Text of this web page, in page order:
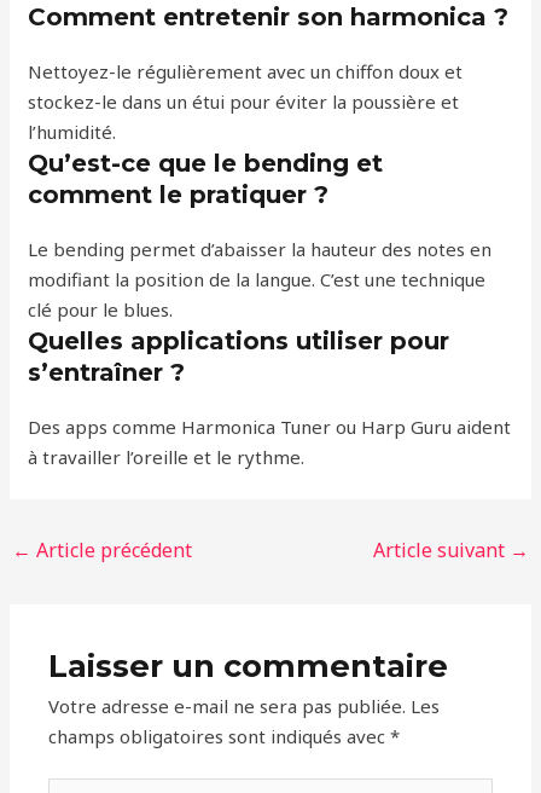
Comment entretenir son harmonica ?
Nettoyez-le régulièrement avec un chiffon doux et
stockez-le dans un étui pour éviter la poussière et
l’humidité.
Qu’est-ce que le bending et
comment le pratiquer ?
Le bending permet d’abaisser la hauteur des notes en
modifiant la position de la langue. C’est une technique
clé pour le blues.
Quelles applications utiliser pour
s’entraîner ?
Des apps comme Harmonica Tuner ou Harp Guru aident
à travailler l’oreille et le rythme.
← Article précédent Article suivant →
Laisser un commentaire
Votre adresse e-mail ne sera pas publiée. Les
champs obligatoires sont indiqués avec*